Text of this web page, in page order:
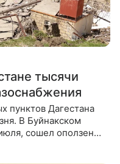
тысячи
пунктов Дагестана
В Буйнакском
сошел оползень.